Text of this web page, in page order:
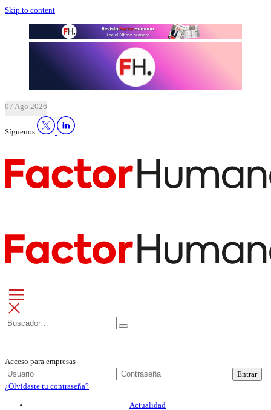
Skip to content
07 Ago 2026
Síguenos
Acceso para empresas
Entrar
¿Olvidaste tu contraseña?
Actualidad